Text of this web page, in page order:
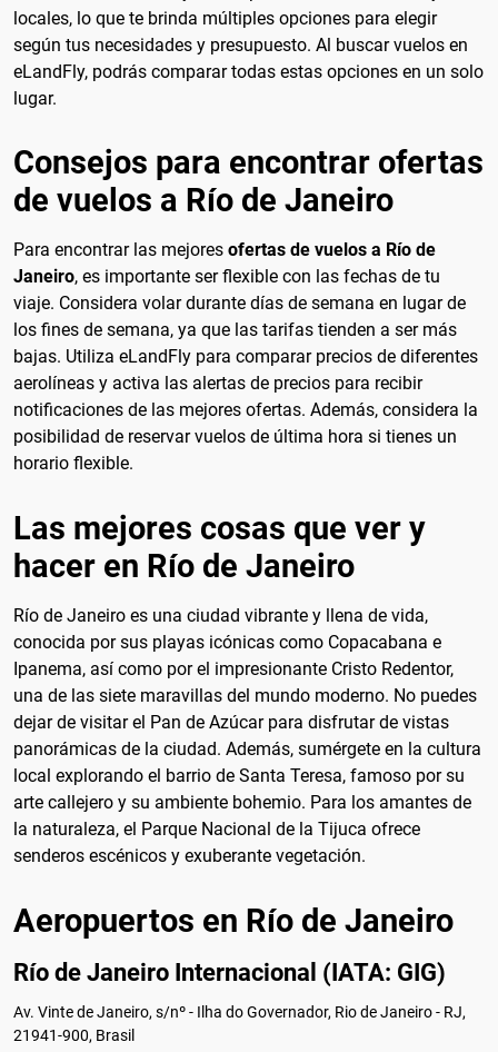
locales, lo que te brinda múltiples opciones para elegir
según tus necesidades y presupuesto. Al buscar vuelos en
eLandFly, podrás comparar todas estas opciones en un solo
lugar.
Consejos para encontrar ofertas
de vuelos a Río de Janeiro
Para encontrar las mejores ofertas de vuelos a Río de
Janeiro, es importante ser flexible con las fechas de tu
viaje. Considera volar durante días de semana en lugar de
los fines de semana, ya que las tarifas tienden a ser más
bajas. Utiliza eLandFly para comparar precios de diferentes
aerolíneas y activa las alertas de precios para recibir
notificaciones de las mejores ofertas. Además, considera la
posibilidad de reservar vuelos de última hora si tienes un
horario flexible.
Las mejores cosas que ver y
hacer en Río de Janeiro
Río de Janeiro es una ciudad vibrante y llena de vida,
conocida por sus playas icónicas como Copacabana e
Ipanema, así como por el impresionante Cristo Redentor,
una de las siete maravillas del mundo moderno. No puedes
dejar de visitar el Pan de Azúcar para disfrutar de vistas
panorámicas de la ciudad. Además, sumérgete en la cultura
local explorando el barrio de Santa Teresa, famoso por su
arte callejero y su ambiente bohemio. Para los amantes de
la naturaleza, el Parque Nacional de la Tijuca ofrece
senderos escénicos y exuberante vegetación.
Aeropuertos en Río de Janeiro
Río de Janeiro Internacional (IATA: GIG)
Av. Vinte de Janeiro, s/nº - Ilha do Governador, Rio de Janeiro - RJ,
21941-900, Brasil